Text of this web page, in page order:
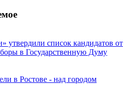
утвердили список кандидатов от
в Государственную Думу
в Ростове - над городом